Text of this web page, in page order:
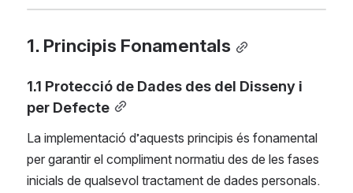
1. Principis Fonamentals
1.1 Protecció de Dades des del Disseny i
per Defecte
La implementació d’aquests principis és fonamental
per garantir el compliment normatiu des de les fases
inicials de qualsevol tractament de dades personals.